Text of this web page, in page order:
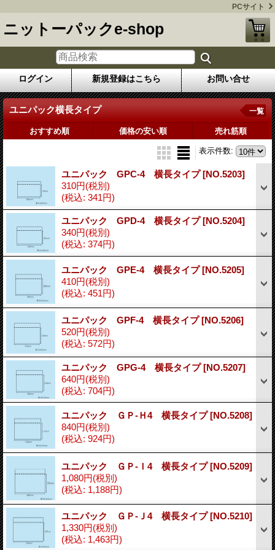
PCサイト
ニットーパックe-shop
ログイン 新規登録はこちら お問い合せ
ユニパック横長タイプ 一覧
おすすめ順 価格の安い順 売れ筋順
表示件数:
ユニパック GPC-4 横長タイプ[NO.5203]
310円(税別)
(税込: 341円)
ユニパック GPD-4 横長タイプ[NO.5204]
340円(税別)
(税込: 374円)
ユニパック GPE-4 横長タイプ[NO.5205]
410円(税別)
(税込: 451円)
ユニパック GPF-4 横長タイプ[NO.5206]
520円(税別)
(税込: 572円)
ユニパック GPG-4 横長タイプ[NO.5207]
640円(税別)
(税込: 704円)
ユニパック ＧＰ-Ｈ4 横長タイプ[NO.5208]
840円(税別)
(税込: 924円)
ユニパック ＧＰ-Ｉ4 横長タイプ[NO.5209]
1,080円(税別)
(税込: 1,188円)
ユニパック ＧＰ-Ｊ4 横長タイプ[NO.5210]
1,330円(税別)
(税込: 1,463円)